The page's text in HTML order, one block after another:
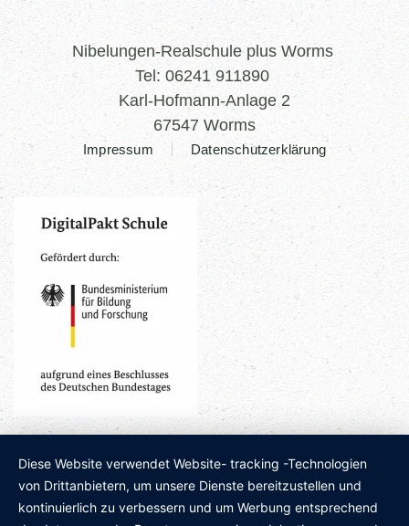
Nibelungen-Realschule plus Worms
Tel: 06241 911890
Karl-Hofmann-Anlage 2
67547 Worms
Impressum Datenschutzerklärung
Diese Website verwendet Website- tracking -Technologien
von Drittanbietern, um unsere Dienste bereitzustellen und
kontinuierlich zu verbessern und um Werbung entsprechend